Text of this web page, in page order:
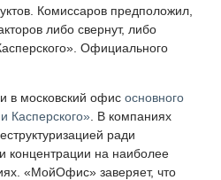
Комиссаров предположил,
либо свернут, либо
Официального
в московский офис основного
Касперского» . В компаниях
ради
концентрации на наиболее
«МойОфис» заверяет, что